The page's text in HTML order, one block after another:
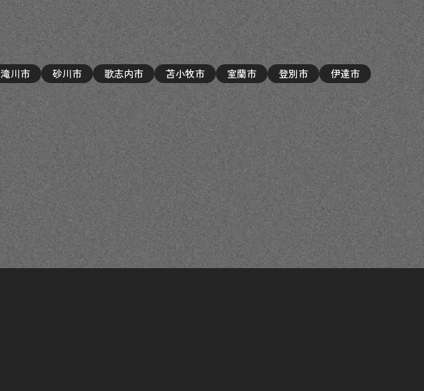
滝川市 砂川市 歌志内市 苫小牧市 室蘭市 登別市 伊達市